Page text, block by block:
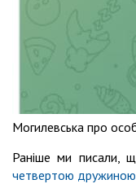
Могилевська про
Раніше ми писали,
четвертою дружиною